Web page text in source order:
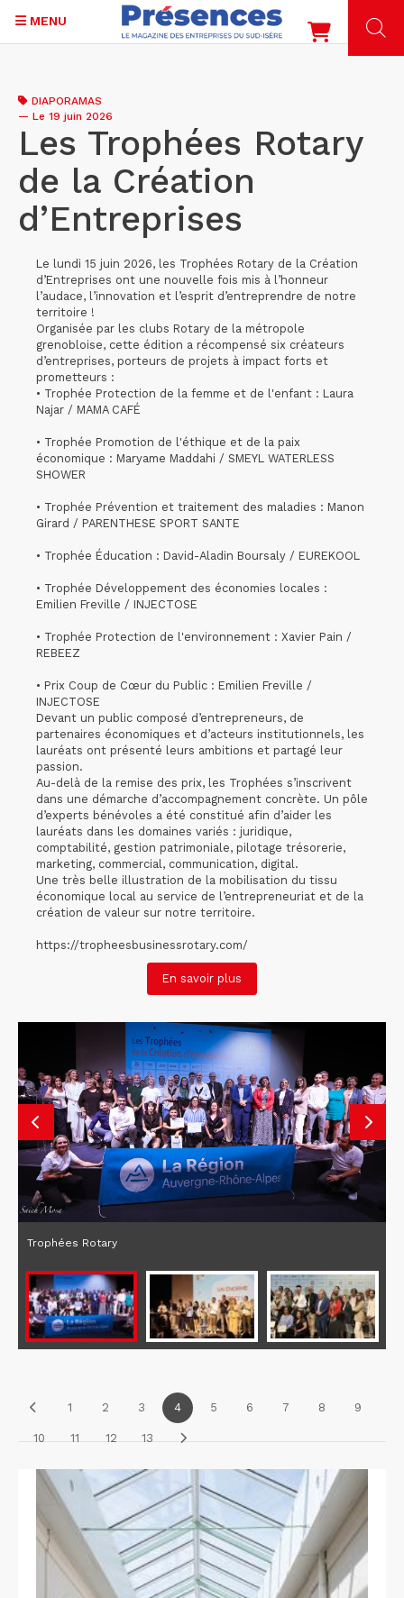
contenu
principal
MENU
DIAPORAMAS
— Le 19 juin 2026
Les Trophées Rotary
de la Création
d’Entreprises
Le lundi 15 juin 2026, les Trophées Rotary de la Création
d’Entreprises ont une nouvelle fois mis à l’honneur
l’audace, l’innovation et l’esprit d’entreprendre de notre
territoire !
Organisée par les clubs Rotary de la métropole
grenobloise, cette édition a récompensé six créateurs
d’entreprises, porteurs de projets à impact forts et
prometteurs :
• Trophée Protection de la femme et de l'enfant : Laura
Najar / MAMA CAFÉ
• Trophée Promotion de l'éthique et de la paix
économique : Maryame Maddahi / SMEYL WATERLESS
SHOWER
• Trophée Prévention et traitement des maladies : Manon
Girard / PARENTHESE SPORT SANTE
• Trophée Éducation : David-Aladin Boursaly / EUREKOOL
• Trophée Développement des économies locales :
Emilien Freville / INJECTOSE
• Trophée Protection de l'environnement : Xavier Pain /
REBEEZ
• Prix Coup de Cœur du Public : Emilien Freville /
INJECTOSE
Devant un public composé d’entrepreneurs, de
partenaires économiques et d’acteurs institutionnels, les
lauréats ont présenté leurs ambitions et partagé leur
passion.
Au-delà de la remise des prix, les Trophées s’inscrivent
dans une démarche d’accompagnement concrète. Un pôle
d’experts bénévoles a été constitué afin d’aider les
lauréats dans les domaines variés : juridique,
comptabilité, gestion patrimoniale, pilotage trésorerie,
marketing, commercial, communication, digital.
Une très belle illustration de la mobilisation du tissu
économique local au service de l’entrepreneuriat et de la
création de valeur sur notre territoire.
https://tropheesbusinessrotary.com/
En savoir plus
Trophées Rotary
1 2 3 4 5 6 7 8 9
10 11 12 13